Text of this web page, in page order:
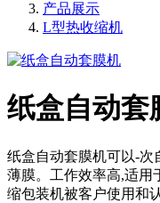
产品展示
L型热收缩机
纸盒自动套
纸盒自动套膜机可以-次
薄膜。工作效率高,适用
缩包装机被客户使用和